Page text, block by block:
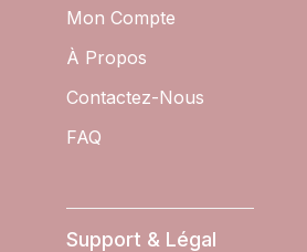
Mon Compte
À Propos
Contactez-Nous
FAQ
Support & Légal